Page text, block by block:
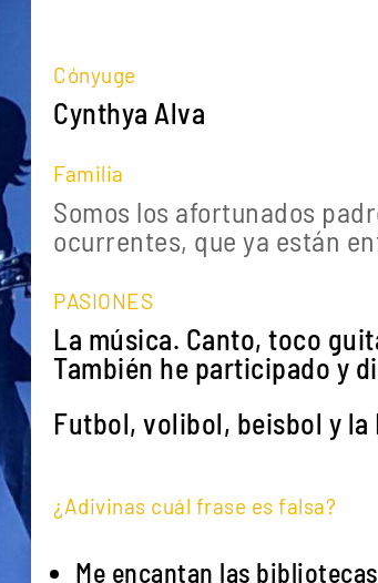
Cónyuge
Cynthya Alva
Familia
Somos los afortunados
ocurrentes, que ya están
PASIONES
La música. Canto, toco
También he participado y
Futbol, volibol, beisbol y la
¿Adivinas cuál frase es falsa?
Me encantan las